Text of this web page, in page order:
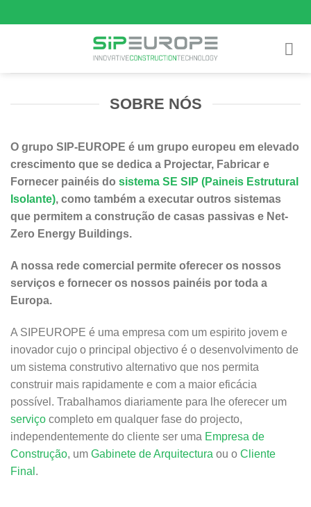
to
SOBRE NÓS
O grupo SIP-EUROPE é um grupo europeu em elevado
crescimento que se dedica a Projectar, Fabricar e
Fornecer painéis do sistema SE SIP (Paineis Estrutural
Isolante), como também a executar outros sistemas
que permitem a construção de casas passivas e Net-
Zero Energy Buildings.
A nossa rede comercial permite oferecer os nossos
serviços e fornecer os nossos painéis por toda a
Europa.
A SIPEUROPE é uma empresa com um espirito jovem e
inovador cujo o principal objectivo é o desenvolvimento de
um sistema construtivo alternativo que nos permita
construir mais rapidamente e com a maior eficácia
possível. Trabalhamos diariamente para lhe oferecer um
serviço completo em qualquer fase do projecto,
independentemente do cliente ser uma Empresa de
Construção, um Gabinete de Arquitectura ou o Cliente
Final .